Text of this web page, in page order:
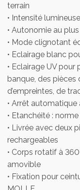
terrain
• Intensité
• Autonomie au
• Mode clignotant
• Eclairage blanc
• Eclairage UV
banque, des pièces
d’empreintes, de
• Arrêt
• Etanchéité :
• Livrée avec deux
rechargeables
• Corps rotatif à
amovible
• Fixation pour